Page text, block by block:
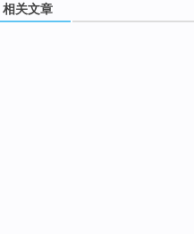
相关文章